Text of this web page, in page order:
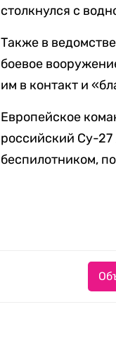
столкнулся с
Также в
боевое
им в контакт и
Европейское
российский Су-
беспилотником,